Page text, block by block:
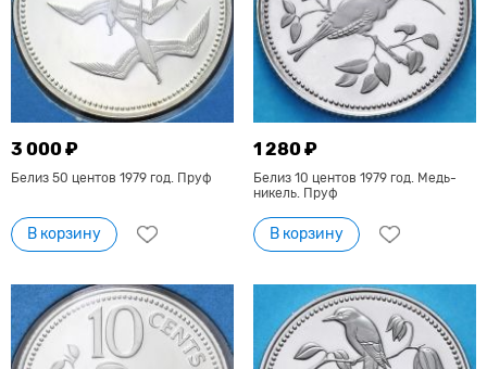
3 000 ₽
Белиз 50 центов 1979 год. Пруф
В корзину
1 280 ₽
Белиз 10 центов 1979 год. Медь-
никель. Пруф
В корзину